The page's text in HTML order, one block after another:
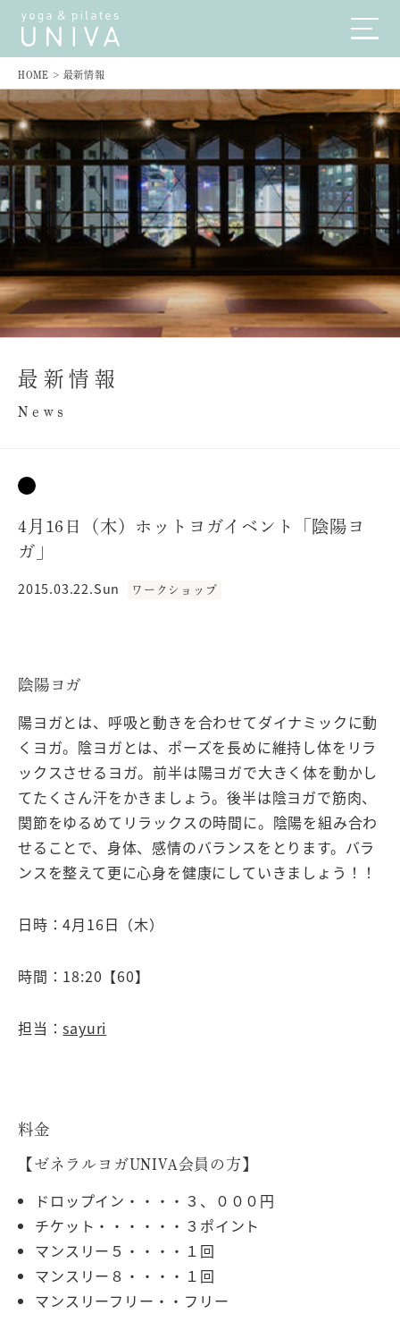
HOME > 最新情報
最新情報
News
4月16日（木）ホットヨガイベント「陰陽ヨ
ガ」
2015.03.22.Sun ワークショップ
陰陽ヨガ
陽ヨガとは、呼吸と動きを合わせてダイナミックに動
くヨガ。陰ヨガとは、ポーズを長めに維持し体をリラ
ックスさせるヨガ。前半は陽ヨガで大きく体を動かし
てたくさん汗をかきましょう。後半は陰ヨガで筋肉、
関節をゆるめてリラックスの時間に。陰陽を組み合わ
せることで、身体、感情のバランスをとります。バラ
ンスを整えて更に心身を健康にしていきましょう！！
日時：4月16日（木）
時間：18:20【60】
担当：sayuri
料金
【ゼネラルヨガUNIVA会員の方】
ドロップイン・・・・３、０００円
チケット・・・・・・３ポイント
マンスリー５・・・・１回
マンスリー８・・・・１回
マンスリーフリー・・フリー